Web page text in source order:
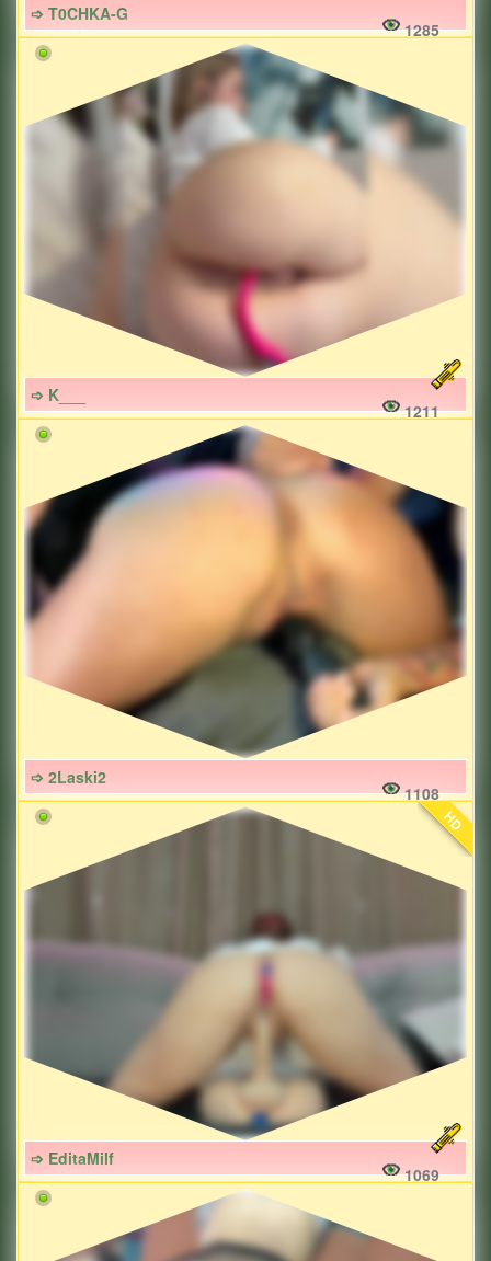
➩ T0CHKA-G
1285
➩ K___
1211
➩ 2Laski2
1108
HD
➩ EditaMilf
1069